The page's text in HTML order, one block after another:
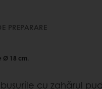
PREPARARE
Ø 18 cm.
cu zahărul